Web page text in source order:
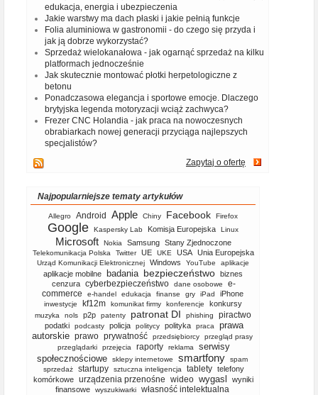
edukacja, energia i ubezpieczenia
Jakie warstwy ma dach płaski i jakie pełnią funkcje
Folia aluminiowa w gastronomii - do czego się przyda i
jak ją dobrze wykorzystać?
Sprzedaż wielokanałowa - jak ogarnąć sprzedaż na kilku
platformach jednocześnie
Jak skutecznie montować płotki herpetologiczne z
betonu
Ponadczasowa elegancja i sportowe emocje. Dlaczego
brytyjska legenda motoryzacji wciąż zachwyca?
Frezer CNC Holandia - jak praca na nowoczesnych
obrabiarkach nowej generacji przyciąga najlepszych
specjalistów?
Zapytaj o ofertę
Najpopularniejsze tematy artykułów
Allegro Android Apple Chiny Facebook Firefox
Google Kaspersky Lab Komisja Europejska Linux
Microsoft Nokia Samsung Stany Zjednoczone
Telekomunikacja Polska Twitter UE UKE USA Unia Europejska
Urząd Komunikacji Elektronicznej Windows YouTube aplikacje
aplikacje mobilne badania bezpieczeństwo biznes
cenzura cyberbezpieczeństwo dane osobowe
e-
commerce
e-handel edukacja finanse gry iPad iPhone
inwestycje kf12m komunikat firmy konferencje konkursy
muzyka nols p2p patenty patronat DI phishing piractwo
podatki podcasty policja politycy polityka praca
prawa
autorskie prawo prywatność przedsiębiorcy
przegląd prasy
przeglądarki
przejęcia raporty reklama
serwisy
społecznościowe
sklepy internetowe smartfony
spam
sprzedaż
startupy sztuczna inteligencja tablety telefony
komórkowe
urządzenia przenośne wideo wygasl
wyniki
finansowe
wyszukiwarki własność intelektualna